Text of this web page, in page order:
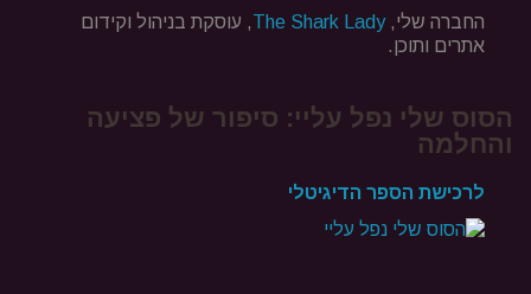
החברה שלי,The Shark Lady, עוסקת בניהול וקידום
אתרים ותוכן.
הסוס שלי נפל עליי: סיפור של פציעה
והחלמה
לרכישת הספר הדיגיטלי